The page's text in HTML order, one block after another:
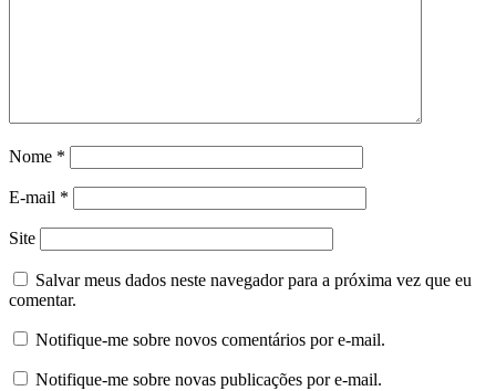
Nome *
E-mail *
Site
Salvar meus dados neste navegador para a próxima vez que eu
comentar.
Notifique-me sobre novos comentários por e-mail.
Notifique-me sobre novas publicações por e-mail.